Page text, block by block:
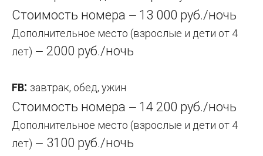
Стоимость номера — 13 000 руб./ночь
Дополнительное место (взрослые и дети от 4
лет) — 2000 руб./ночь
FB: завтрак, обед, ужин
Стоимость номера — 14 200 руб./ночь
Дополнительное место (взрослые и дети от 4
лет) — 3100 руб./ночь